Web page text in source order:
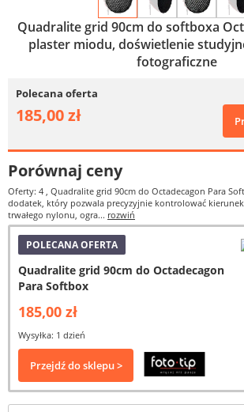
Quadralite grid 90cm do softboxa
plaster miodu, doświetlenie
fotograficzne
Polecana oferta
185,00 zł
Porównaj ceny
Oferty: 4 , Quadralite grid 90cm do Octadecagon Para
dodatek, który pozwala precyzyjnie kontrolować kierunek
trwałego nylonu, ogra... rozwiń
POLECANA OFERTA
Quadralite grid 90cm do Octadecagon
Para Softbox
185,00 zł
Wysyłka: 1 dzień
Przejdź do sklepu >